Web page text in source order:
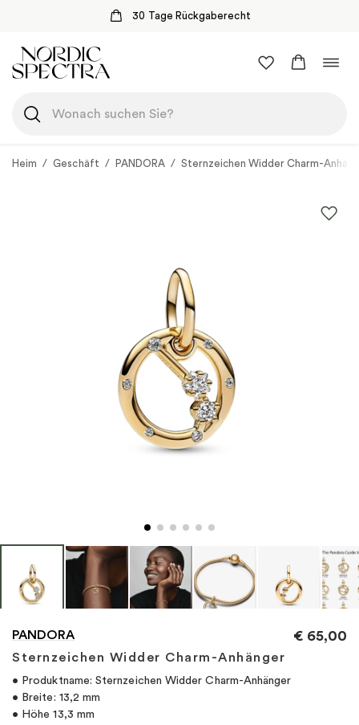
30 Tage Rückgaberecht
Inhalt
springen
Heim / Geschäft / PANDORA / Sternzeichen Widder Charm-
PANDORA
Sternzeichen Widder Charm-Anhänger
€ 65,00
• Produktname: Sternzeichen Widder Charm-Anhänger
• Breite: 13,2 mm
• Höhe 13,3 mm